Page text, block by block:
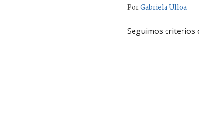
PorGabriela Ulloa
Seguimos criterios